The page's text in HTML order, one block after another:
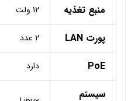
منبع تغذیه 12 ولت
پورت LAN 2 عدد
PoE دارد
سیستم